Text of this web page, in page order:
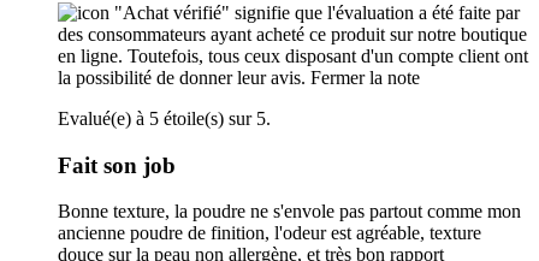
"Achat vérifié" signifie que l'évaluation a été faite par
des consommateurs ayant acheté ce produit sur notre boutique
en ligne. Toutefois, tous ceux disposant d'un compte client ont
la possibilité de donner leur avis. Fermer la note
Evalué(e) à 5 étoile(s) sur 5.
Fait son job
Bonne texture, la poudre ne s'envole pas partout comme mon
ancienne poudre de finition, l'odeur est agréable, texture
douce sur la peau non allergène, et très bon rapport